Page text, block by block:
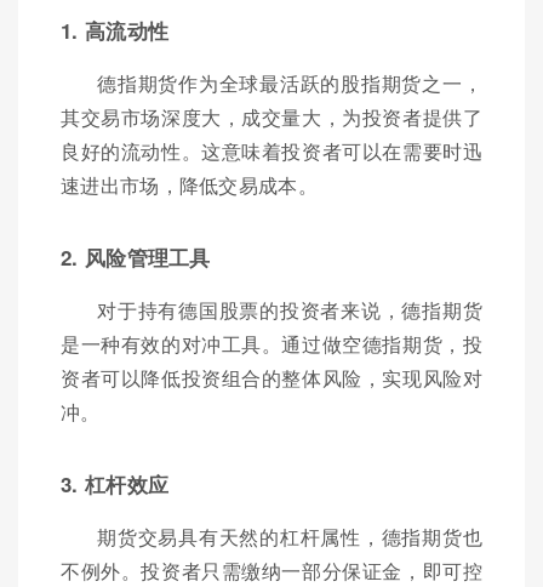
1. 高流动性
德指期货作为全球最活跃的股指期货之一，
其交易市场深度大，成交量大，为投资者提供了
良好的流动性。这意味着投资者可以在需要时迅
速进出市场，降低交易成本。
2. 风险管理工具
对于持有德国股票的投资者来说，德指期货
是一种有效的对冲工具。通过做空德指期货，投
资者可以降低投资组合的整体风险，实现风险对
冲。
3. 杠杆效应
期货交易具有天然的杠杆属性，德指期货也
不例外。投资者只需缴纳一部分保证金，即可控